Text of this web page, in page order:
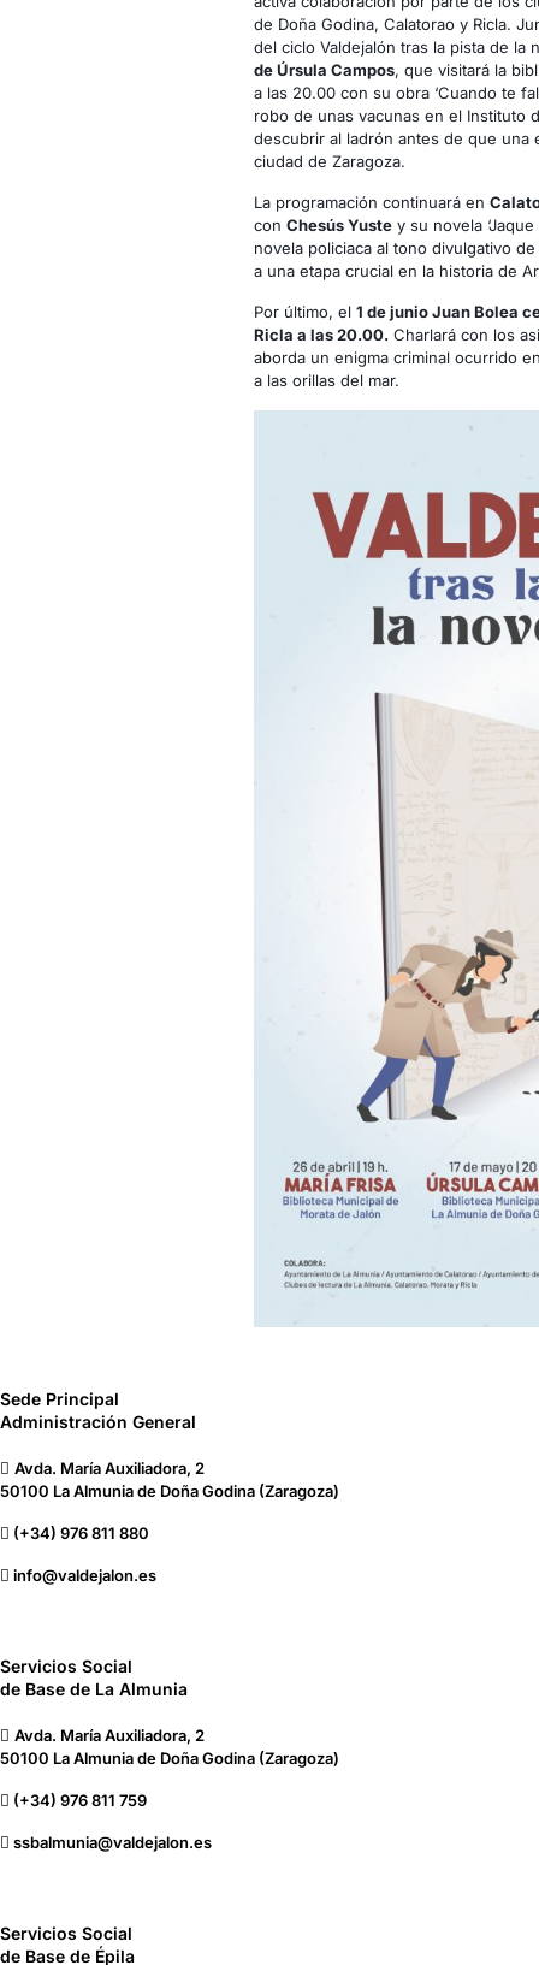
de Doña Godina, Calatorao y Ricla.
del ciclo Valdejalón tras la pista de la
de Úrsula Campos, que visitará la
a las 20.00 con su obra ‘Cuando te
robo de unas vacunas en el Instituto
descubrir al ladrón antes de que una
ciudad de Zaragoza.
La programación continuará en
con Chesús Yustey su novela
novela policiaca al tono divulgativo
a una etapa crucial en la historia de
Por último, el 1 de junio Juan Bolea
Ricla a las 20.00.Charlará con los
aborda un enigma criminal ocurrido
a las orillas del mar.
Sede Principal
Administración General
Avda. María Auxiliadora, 2
50100 La Almunia de Doña Godina (Zaragoza)
(+34) 976 811 880
info@valdejalon.es
Servicios Social
de Base de La Almunia
Avda. María Auxiliadora, 2
50100 La Almunia de Doña Godina (Zaragoza)
(+34) 976 811 759
ssbalmunia@valdejalon.es
Servicios Social
de Base de Épila